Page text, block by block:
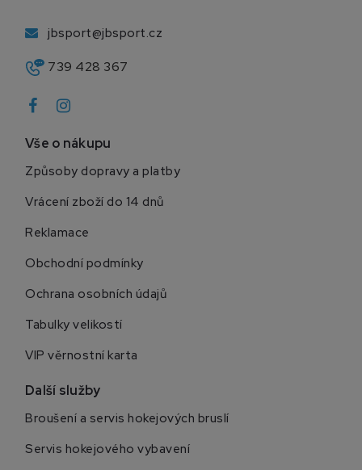
jbsport@jbsport.cz
739 428 367
Vše o nákupu
Způsoby dopravy a platby
Vrácení zboží do 14 dnů
Reklamace
Obchodní podmínky
Ochrana osobních údajů
Tabulky velikostí
VIP věrnostní karta
Další služby
Broušení a servis hokejových bruslí
Servis hokejového vybavení